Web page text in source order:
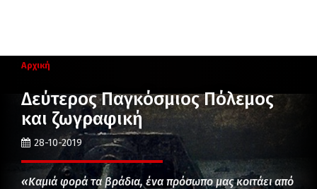
Αρχική
Δεύτερος Παγκόσμιος Πόλεμος
και ζωγραφική
28-10-2019
«Καμιά φορά τα βράδια, ένα πρόσωπο μας κοιτάει από